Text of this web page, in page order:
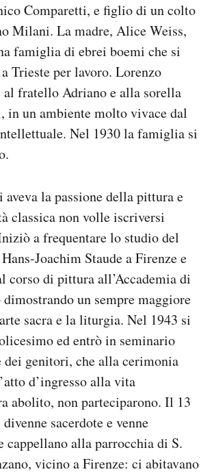
Comparetti, e figlio di un colto
Milani. La madre, Alice Weiss,
famiglia di ebrei boemi che si
Trieste per lavoro. Lorenzo
al fratello Adriano e alla sorella
in un ambiente molto vivace dal
Nel 1930 la famiglia si
la passione della pittura e
classica non volle iscriversi
a frequentare lo studio del
Joachim Staude a Firenze e
corso di pittura all’Accademia di
un sempre maggiore
sacra e la liturgia. Nel 1943 si
ed entrò in seminario
genitori, che alla cerimonia
d’ingresso alla vita
abolito, non parteciparono. Il 13
sacerdote e venne
cappellano alla parrocchia di S.
vicino a Firenze: ci abitavano